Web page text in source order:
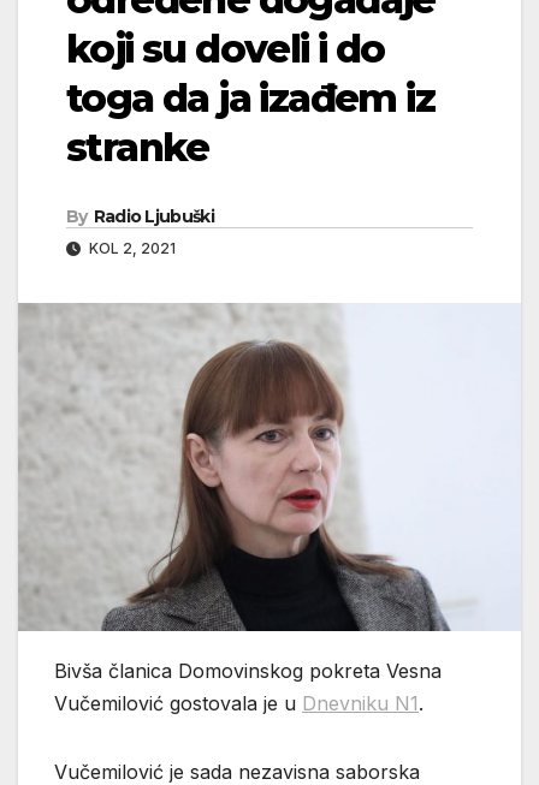
koji su doveli i do
toga da ja izađem iz
stranke
By Radio Ljubuški
KOL 2, 2021
Bivša članica Domovinskog pokreta Vesna
Vučemilović gostovala je u Dnevniku N1.
Vučemilović je sada nezavisna saborska